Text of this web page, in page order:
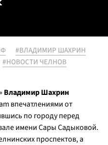
#ВЛАДИМИР ШАХРИН
#НОВОСТИ ЧЕЛНОВ
Владимир Шахрин
впечатлениями от
по городу перед
имени Сары Садыковой.
проспектов, а